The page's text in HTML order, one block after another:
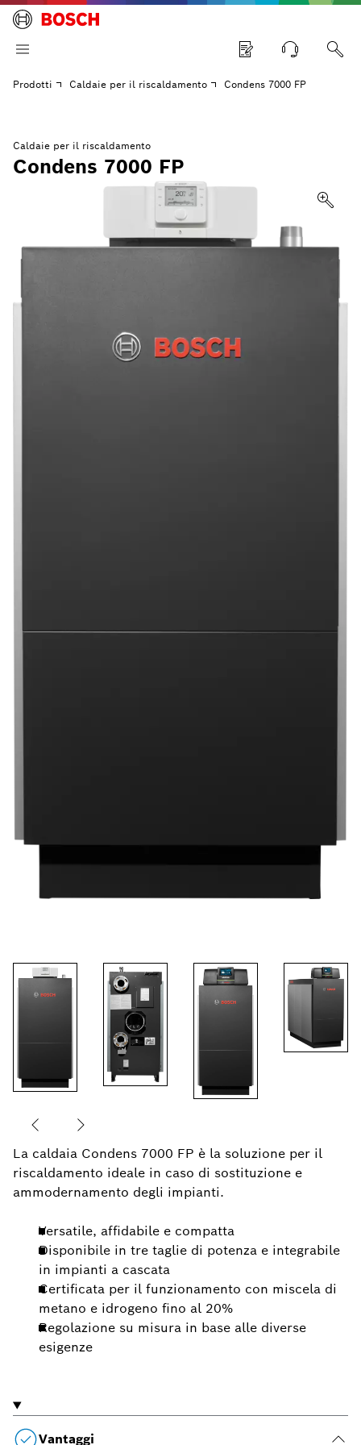
Prodotti Caldaie per il riscaldamento Condens 7000 FP
Caldaie per il riscaldamento
Condens 7000 FP
La caldaia Condens 7000 FP è la soluzione per il
riscaldamento ideale in caso di sostituzione e
ammodernamento degli impianti.
Versatile, affidabile e compatta
Disponibile in tre taglie di potenza e integrabile
in impianti a cascata
Certificata per il funzionamento con miscela di
metano e idrogeno fino al 20%
Regolazione su misura in base alle diverse
esigenze
Vantaggi